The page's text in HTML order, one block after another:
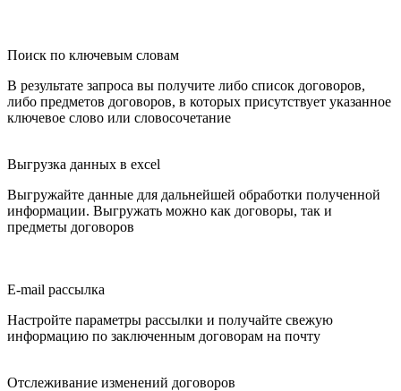
Поиск по ключевым словам
В результате запроса вы получите либо список договоров,
либо предметов договоров, в которых присутствует указанное
ключевое слово или словосочетание
Выгрузка данных в excel
Выгружайте данные для дальнейшей обработки полученной
информации. Выгружать можно как договоры, так и
предметы договоров
E-mail рассылка
Настройте параметры рассылки и получайте свежую
информацию по заключенным договорам на почту
Отслеживание изменений договоров